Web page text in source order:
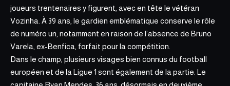
joueurs trentenaires y figurent, avec en tête le vétéran
Vozinha. À 39 ans, le gardien emblématique conserve le rôle
de numéro un, notamment en raison de l’absence de Bruno
Varela, ex-Benfica, forfait pour la compétition.
Dans le champ, plusieurs visages bien connus du football
européen et de la Ligue 1 sont également de la partie. Le